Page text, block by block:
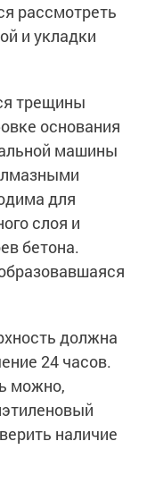
рассмотреть
и укладки
трещины
основания
машины
для
слоя и
бетона.
должна
24 часов.
можно,
наличие